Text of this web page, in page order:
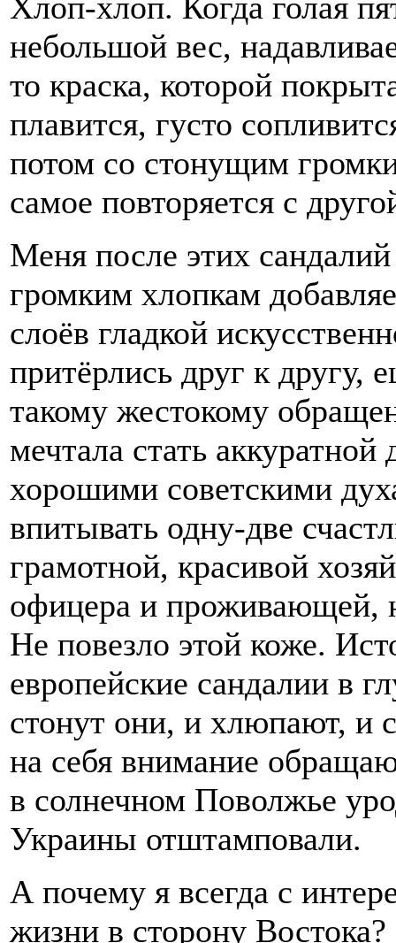
Хлоп-хлоп. Когда голая
небольшой вес,
то краска, которой
плавится, густо
потом со стонущим
самое повторяется с
Меня после этих
громким хлопкам
слоёв гладкой
притёрлись друг к
такому жестокому
мечтала стать
хорошими советскими
впитывать одну-две
грамотной, красивой
офицера и проживающей,
Не повезло этой коже.
европейские сандалии в
стонут они, и хлюпают, и
на себя внимание
в солнечном Поволжье
Украины отштамповали.
А почему я всегда с
жизни в сторону